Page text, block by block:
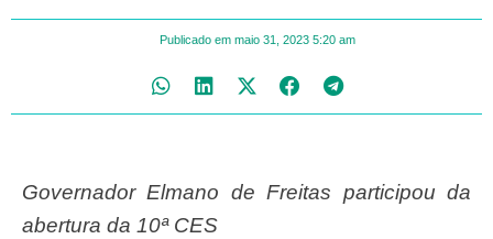
Publicado em maio 31, 2023 5:20 am
Governador Elmano de Freitas participou da
abertura da 10ª CES